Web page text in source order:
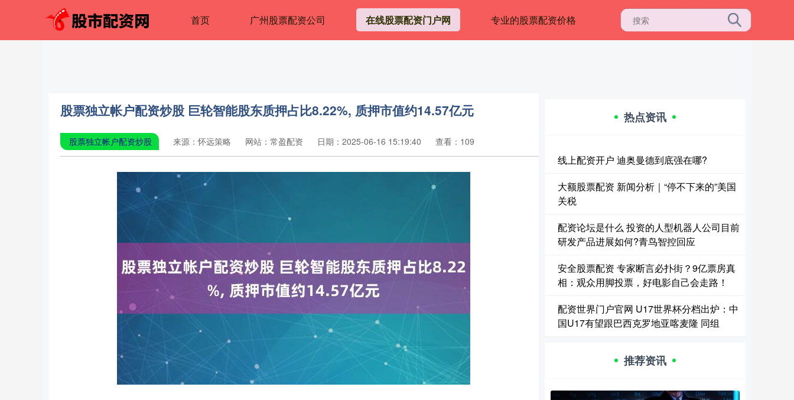
首页 广州股票配资公司 在线股票配资门户网 专业的股票配资价格
股票独立帐户配资炒股 巨轮智能股东质押占比8.22%, 质押市值约14.57亿元
股票独立帐户配资炒股 来源：怀远策略 网站：常盈配资 日期：2025-06-16 15:19:40 查看：109
热点资讯
线上配资开户 迪奥曼德到底强在哪?
大额股票配资 新闻分析｜“停不下来的”美国
关税
配资论坛是什么 投资的人型机器人公司目前
研发产品进展如何?青鸟智控回应
安全股票配资 专家断言必扑街？9亿票房真
相：观众用脚投票，好电影自己会走路！
配资世界门户官网 U17世界杯分档出炉：中
国U17有望跟巴西克罗地亚喀麦隆 同组
推荐资讯